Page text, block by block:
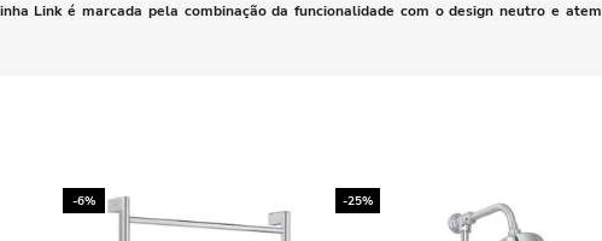
Link é marcada pela combinação da funcionalidade com o design neutro e
-6% -25%